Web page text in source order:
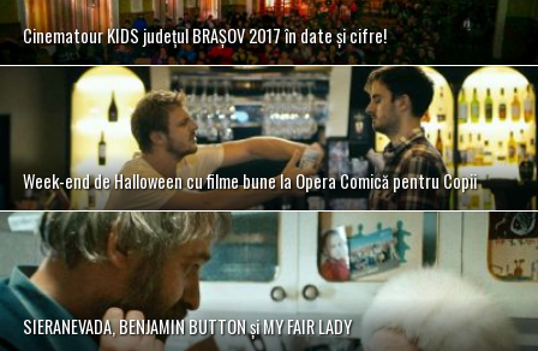
Cinematour KIDS județul BRAȘOV 2017 în date și cifre!
Week-end de Halloween cu filme bune la Opera Comică pentru Copii
SIERANEVADA, BENJAMIN BUTTON și MY FAIR LADY